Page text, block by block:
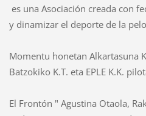
es una Asociación creada con
y dinamizar el deporte de la
Momentu honetan Alkartasuna
Batzokiko K.T. eta EPLE K.K.
El Frontón " Agustina Otaola,